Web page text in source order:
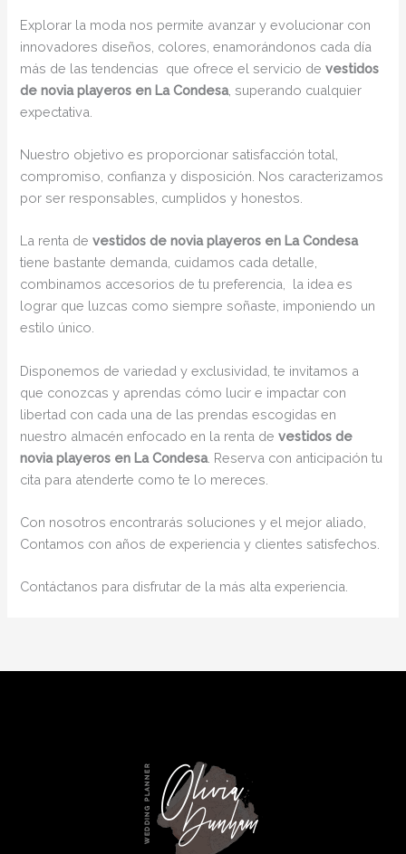
Explorar la moda nos permite avanzar y evolucionar con
innovadores diseños, colores, enamorándonos cada día
más de las tendencias que ofrece el servicio devestidos
de novia playeros en La Condesa, superando cualquier
expectativa.
Nuestro objetivo es proporcionar satisfacción total,
compromiso, confianza y disposición. Nos caracterizamos
por ser responsables, cumplidos y honestos.
La renta devestidos de novia playeros en La Condesa
tiene bastante demanda, cuidamos cada detalle,
combinamos accesorios de tu preferencia, la idea es
lograr que luzcas como siempre soñaste, imponiendo un
estilo único.
Disponemos de variedad y exclusividad, te invitamos a
que conozcas y aprendas cómo lucir e impactar con
libertad con cada una de las prendas escogidas en
nuestro almacén enfocado en la renta devestidos de
novia playeros en La Condesa. Reserva con anticipación tu
cita para atenderte como te lo mereces.
Con nosotros encontrarás soluciones y el mejor aliado,
Contamos con años de experiencia y clientes satisfechos.
Contáctanos para disfrutar de la más alta experiencia.